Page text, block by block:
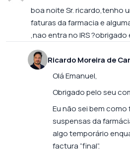
boa noite Sr. ricardo,tenho
faturas da farmacia e
,nao entra no IRS
Ricardo Moreira de
Olá Emanuel,
Obrigado pelo seu
Eu não sei bem
suspensas da
algo temporário
factura “final”.